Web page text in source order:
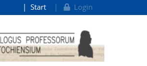
Start Login